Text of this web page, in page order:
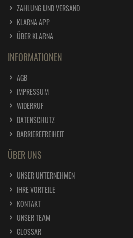
ZAHLUNG UND VERSAND
KLARNA APP
ÜBER KLARNA
INFORMATIONEN
AGB
IMPRESSUM
WIDERRUF
DATENSCHUTZ
BARRIEREFREIHEIT
ÜBER UNS
UNSER UNTERNEHMEN
IHRE VORTEILE
KONTAKT
UNSER TEAM
GLOSSAR